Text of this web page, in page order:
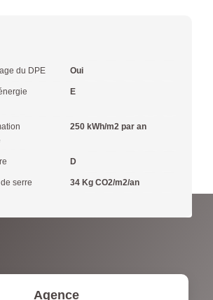
du DPE Oui
E
250 kWh/m2 par an
D
serre 34 Kg CO2/m2/an
Agence